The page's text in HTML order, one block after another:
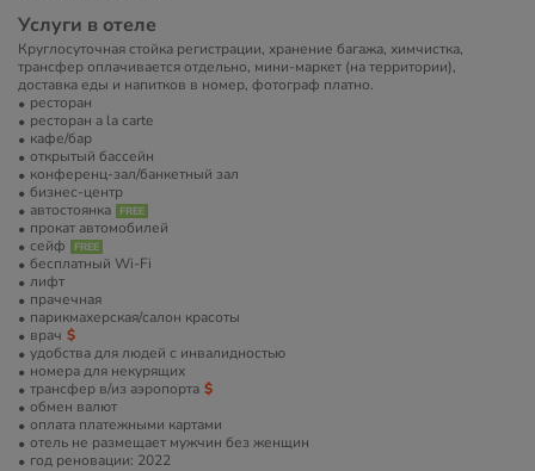
Услуги в отеле
Круглосуточная стойка регистрации, хранение багажа, химчистка,
трансфер оплачивается отдельно, мини-маркет (на территории),
доставка еды и напитков в номер, фотограф платно.
ресторан
ресторан a la carte
кафе/бар
открытый бассейн
конференц-зал/банкетный зал
бизнес-центр
автостоянка
прокат автомобилей
сейф
бесплатный Wi-Fi
лифт
прачечная
парикмахерская/салон красоты
врач
удобства для людей с инвалидностью
номера для некурящих
трансфер в/из аэропорта
обмен валют
оплата платежными картами
отель не размещает мужчин без женщин
год реновации: 2022